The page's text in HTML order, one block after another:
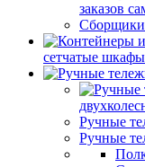
заказов
Сборщики
сетчатые шкафы
Ручные
Ручные